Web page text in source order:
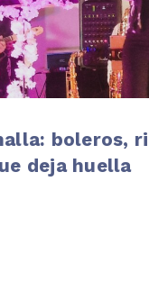
boleros,
deja huella